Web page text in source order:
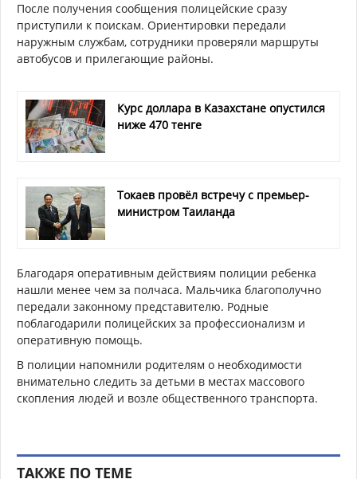
После получения сообщения полицейские сразу
приступили к поискам. Ориентировки передали
наружным службам, сотрудники проверяли маршруты
автобусов и прилегающие районы.
Курс доллара в Казахстане опустился
ниже 470 тенге
Токаев провёл встречу с премьер-
министром Таиланда
Благодаря оперативным действиям полиции ребенка
нашли менее чем за полчаса. Мальчика благополучно
передали законному представителю. Родные
поблагодарили полицейских за профессионализм и
оперативную помощь.
В полиции напомнили родителям о необходимости
внимательно следить за детьми в местах массового
скопления людей и возле общественного транспорта.
ТАКЖЕ ПО ТЕМЕ